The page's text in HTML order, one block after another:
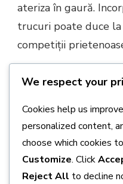
ateriza în gaură.
trucuri poate duce
competiții
Penalizări de
specifice
Penalizările pot juca
scorurile inovatoare,
provocare și
deduceri de puncte
We respect your
Cookies help us
personalized content,
choose which cookies
Customize. Click
Reject All to decline